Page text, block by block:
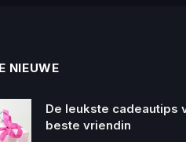
NIEUWE
De leukste cadeautips
beste vriendin